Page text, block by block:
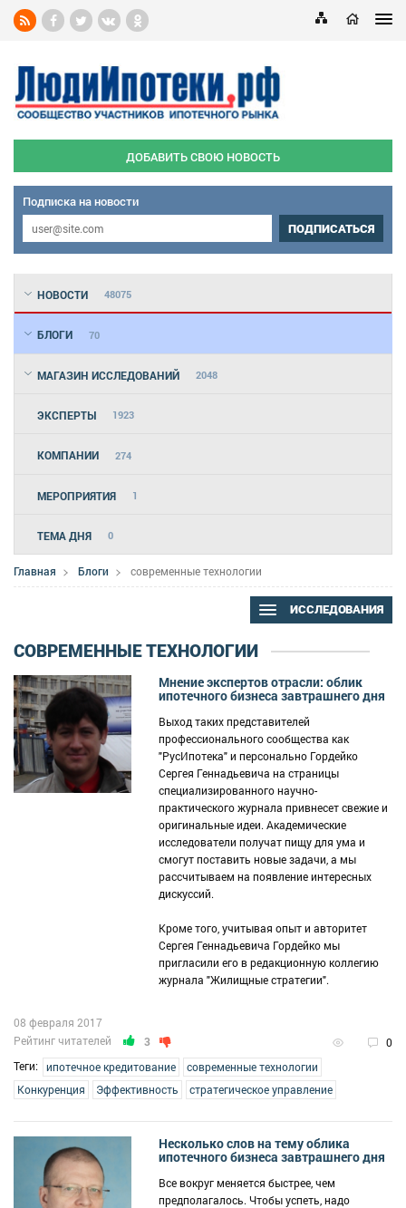
ДОБАВИТЬ СВОЮ НОВОСТЬ
Подписка на новости
ПОДПИСАТЬСЯ
НОВОСТИ 48075
БЛОГИ 70
МАГАЗИН ИССЛЕДОВАНИЙ 2048
ЭКСПЕРТЫ 1923
КОМПАНИИ 274
МЕРОПРИЯТИЯ 1
ТЕМА ДНЯ 0
Главная Блоги современные технологии
ИССЛЕДОВАНИЯ
СОВРЕМЕННЫЕ ТЕХНОЛОГИИ
Мнение экспертов отрасли: облик
ипотечного бизнеса завтрашнего дня
Выход таких представителей
профессионального сообщества как
"РусИпотека" и персонально Гордейко
Сергея Геннадьевича на страницы
специализированного научно-
практического журнала привнесет свежие и
оригинальные идеи. Академические
исследователи получат пищу для ума и
смогут поставить новые задачи, а мы
рассчитываем на появление интересных
дискуссий.
Кроме того, учитывая опыт и авторитет
Сергея Геннадьевича Гордейко мы
пригласили его в редакционную коллегию
журнала "Жилищные стратегии".
Рейтинг читателей 3 0
08 февраля 2017
Теги: ипотечное кредитование
современные технологии
Конкуренция
Эффективность стратегическое управление
Несколько слов на тему облика
ипотечного бизнеса завтрашнего дня
Все вокруг меняется быстрее, чем
предполагалось. Чтобы успеть, надо